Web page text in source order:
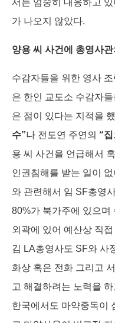
서는 엄중히 대응하고
가 나오지 않았다.
양용 씨 사건에 총영사
수감자들을 위한 영사
은 한인 교도소 수감자
은 점이 있다는 지적을
수”나 전도연 주연의 “
용 씨 사건을 언급해서
인권침해를 받는 일이
와 관련해서 임 SF총영
80%가 북가주에 있으며
외곽에 있어 예산상 직
김 LA총영사도 SF와 사
화상 혹은 전화 그리고
고 해결하려는 노력을
한국에서도 마약중독이